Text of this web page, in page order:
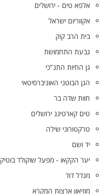
אלפא טים - ירושלים
אקווריום ישראל
בית הרב קוק
גבעת התחמושת
גן החיות התנ"כי
הגן הבוטני האוניברסיטאי
חוות שדה בר
טים קארטינג ירושלים
טרקטורוני שילה
יד ושם
יער הקקאו - מפעל שוקולד בוטיק
מגדל דוד
מוזיאון ארצות המקרא